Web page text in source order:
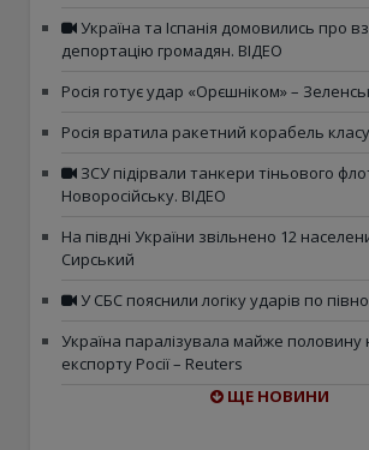
Україна та Іспанія домовились про
депортацію громадян. ВІДЕО
Росія готує удар «Орєшніком» –
Росія вратила ракетний корабель
ЗСУ підірвали танкери тіньового
Новоросійську. ВІДЕО
На півдні України звільнено 12
Сирський
У СБС пояснили логіку ударів по
Україна паралізувала майже половину
експорту Росії – Reuters
ЩЕ НОВИНИ